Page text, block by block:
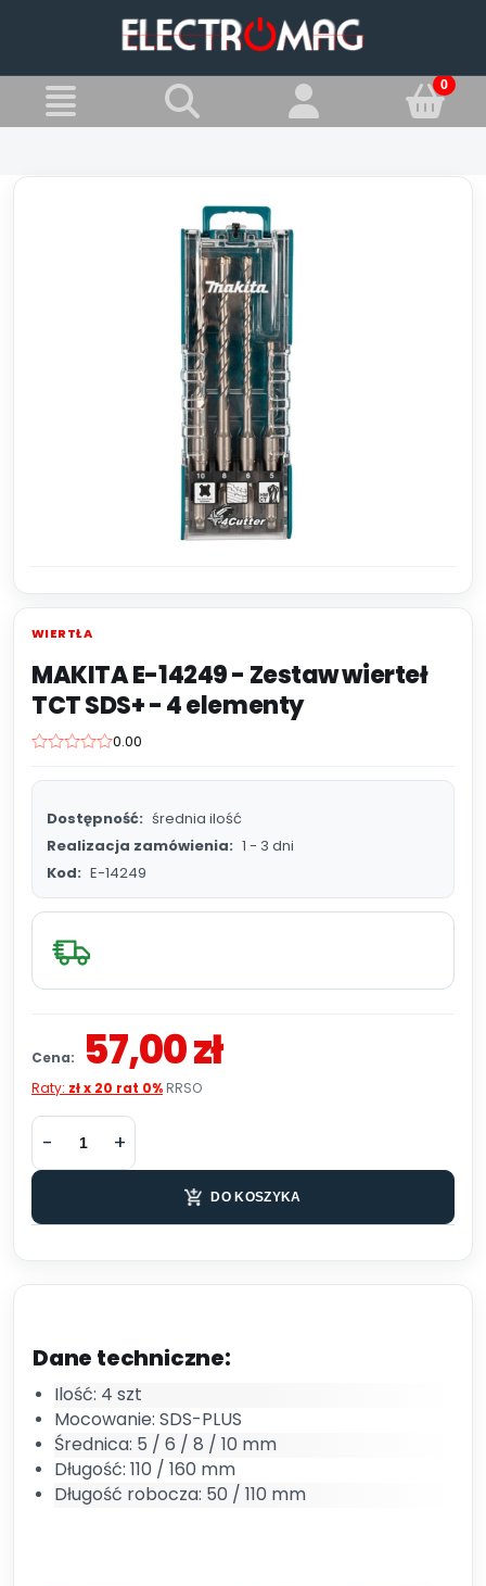
Wiertła
WIERTŁA
MAKITA E-14249 - Zestaw wierteł
TCT SDS+ - 4 elementy
0.00
Dostępność: średnia ilość
Realizacja zamówienia: 1 - 3 dni
Kod: E-14249
Cena: 57,00 zł
Raty: zł x 20 rat 0% RRSO
DO KOSZYKA
Dane techniczne:
Ilość: 4 szt
Mocowanie: SDS-PLUS
Średnica: 5 / 6 / 8 / 10 mm
Długość: 110 / 160 mm
Długość robocza: 50 / 110 mm